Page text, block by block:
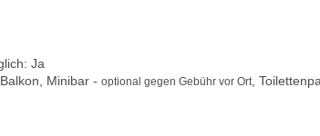
Ja
Balkon, Minibar - optional gegen Gebühr vor Ort ,